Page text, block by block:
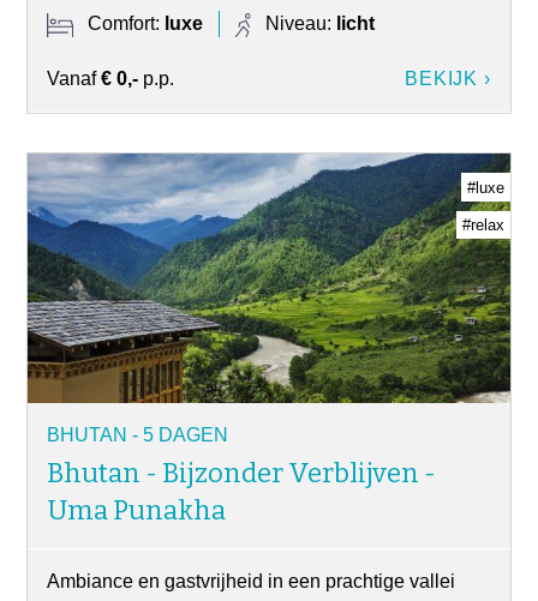
Comfort: luxe Niveau: licht
Vanaf€ 0,- p.p. BEKIJK ›
#luxe
#relax
BHUTAN - 5 DAGEN
Bhutan - Bijzonder Verblijven -
Uma Punakha
Ambiance en gastvrijheid in een prachtige vallei